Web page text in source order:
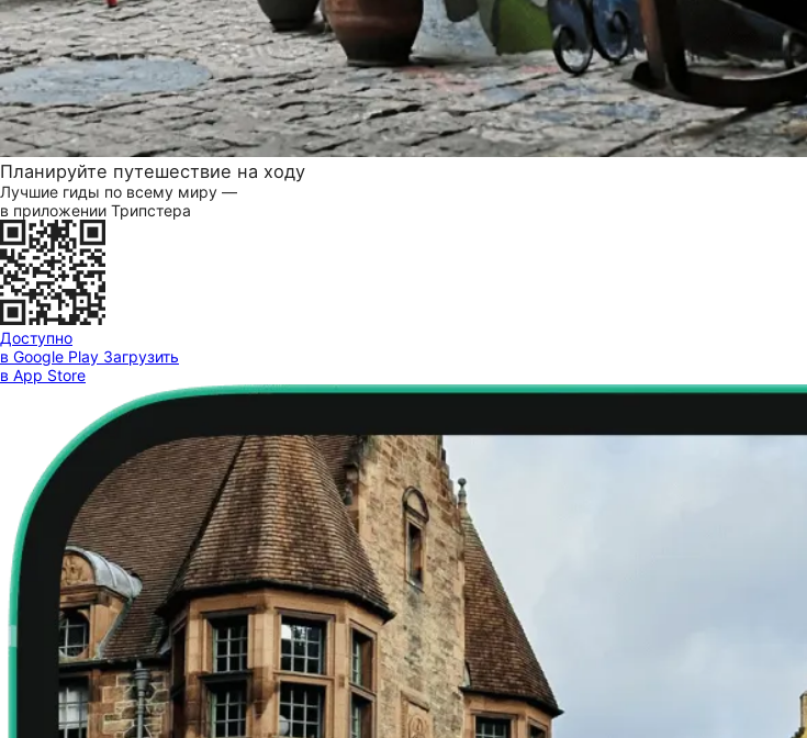
Планируйте путешествие на ходу
Лучшие гиды по всему миру —
в приложении Трипстера
Доступно
в Google Play Загрузить
в App Store